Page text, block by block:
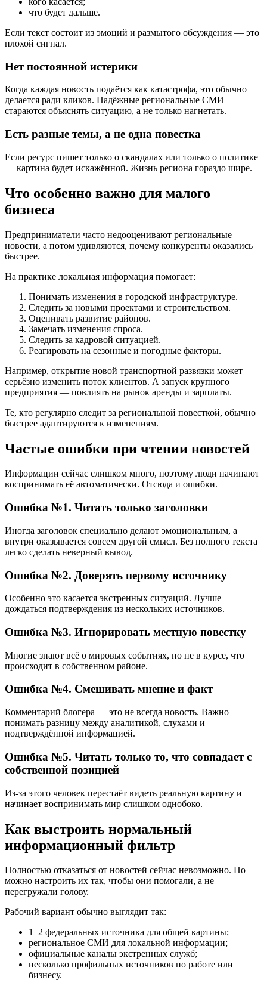
что будет дальше.
Если текст состоит из эмоций и размытого обсуждения — это
плохой сигнал.
Нет постоянной истерики
Когда каждая новость подаётся как катастрофа, это обычно
делается ради кликов. Надёжные региональные СМИ
стараются объяснять ситуацию, а не только нагнетать.
Есть разные темы, а не одна повестка
Если ресурс пишет только о скандалах или только о политике
— картина будет искажённой. Жизнь региона гораздо шире.
Что особенно важно для малого
бизнеса
Предприниматели часто недооценивают региональные
новости, а потом удивляются, почему конкуренты оказались
быстрее.
На практике локальная информация помогает:
Понимать изменения в городской инфраструктуре.
Следить за новыми проектами и строительством.
Оценивать развитие районов.
Замечать изменения спроса.
Следить за кадровой ситуацией.
Реагировать на сезонные и погодные факторы.
Например, открытие новой транспортной развязки может
серьёзно изменить поток клиентов. А запуск крупного
предприятия — повлиять на рынок аренды и зарплаты.
Те, кто регулярно следит за региональной повесткой, обычно
быстрее адаптируются к изменениям.
Частые ошибки при чтении новостей
Информации сейчас слишком много, поэтому люди начинают
воспринимать её автоматически. Отсюда и ошибки.
Ошибка №1. Читать только заголовки
Иногда заголовок специально делают эмоциональным, а
внутри оказывается совсем другой смысл. Без полного текста
легко сделать неверный вывод.
Ошибка №2. Доверять первому источнику
Особенно это касается экстренных ситуаций. Лучше
дождаться подтверждения из нескольких источников.
Ошибка №3. Игнорировать местную повестку
Многие знают всё о мировых событиях, но не в курсе, что
происходит в собственном районе.
Ошибка №4. Смешивать мнение и факт
Комментарий блогера — это не всегда новость. Важно
понимать разницу между аналитикой, слухами и
подтверждённой информацией.
Ошибка №5. Читать только то, что совпадает с
собственной позицией
Из-за этого человек перестаёт видеть реальную картину и
начинает воспринимать мир слишком однобоко.
Как выстроить нормальный
информационный фильтр
Полностью отказаться от новостей сейчас невозможно. Но
можно настроить их так, чтобы они помогали, а не
перегружали голову.
Рабочий вариант обычно выглядит так:
1–2 федеральных источника для общей картины;
региональное СМИ для локальной информации;
официальные каналы экстренных служб;
несколько профильных источников по работе или
бизнесу.